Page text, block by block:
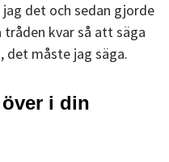
det och sedan gjorde
kvar så att säga
det måste jag säga.
i din